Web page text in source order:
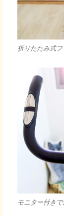
折りたたみ式
モニター付き